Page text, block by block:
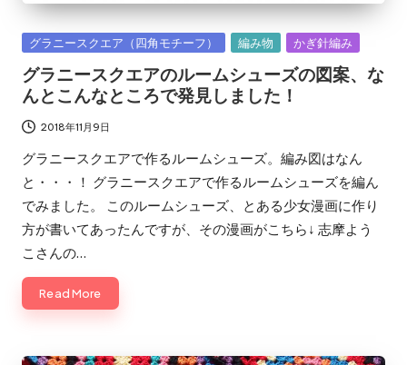
Posted
グラニースクエア（四角モチーフ） 編み物 かぎ針編み
グラニースクエアのルームシューズの図案、な
んとこんなところで発見しました！
2018年11月9日
グラニースクエアで作るルームシューズ。編み図はなん
と・・・！ グラニースクエアで作るルームシューズを編ん
でみました。 このルームシューズ、とある少女漫画に作り
方が書いてあったんですが、その漫画がこちら↓ 志摩よう
こさんの…
Read More